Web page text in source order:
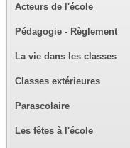
Acteurs de l'école
Pédagogie - Règlement
La vie dans les classes
Classes extérieures
Parascolaire
Les fêtes à l'école